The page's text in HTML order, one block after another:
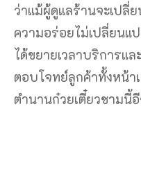
ว่าแม้ผู้ดูแลร้านจะเปลี่
ความอร่อยไม่เปลี่ยนแ
ได้ขยายเวลาบริการแ
ตอบโจทย์ลูกค้าทั้งหน้า
ตำนานก๋วยเตี๋ยวชามนี้